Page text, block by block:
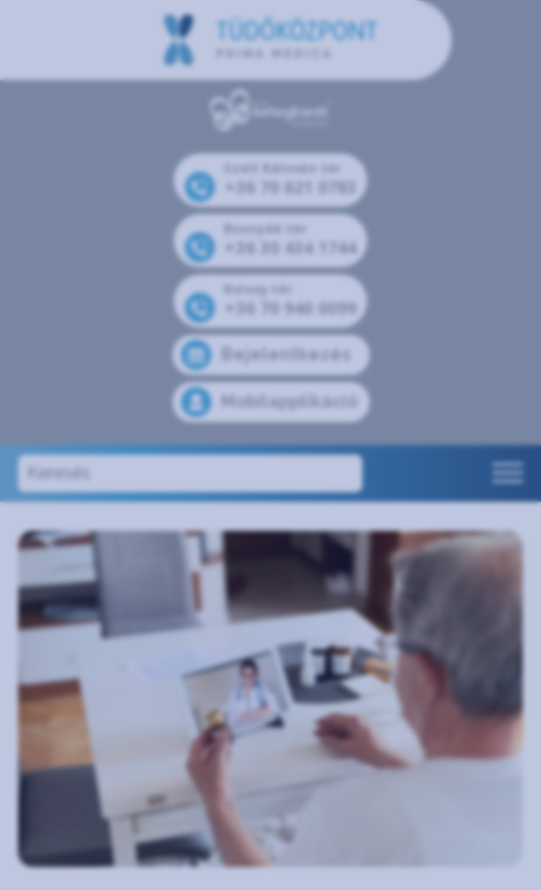
Széll Kálmán tér
+36 70 621 0783
Bosnyák tér
+36 30 434 1744
Kolosy tér
+36 70 940 0099
Bejelentkezés
Mobilapplikáció